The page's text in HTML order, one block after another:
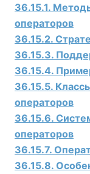
36.15.1.
операторов
36.15.2.
36.15.3.
36.15.4.
36.15.5.
операторов
36.15.6.
операторов
36.15.7.
36.15.8.